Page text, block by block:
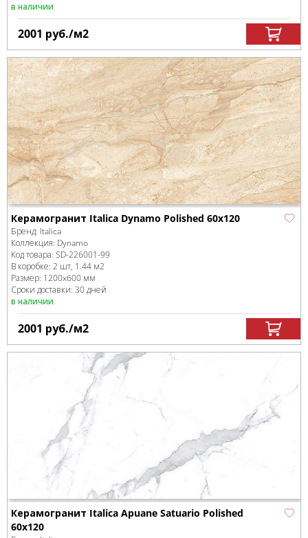
в наличии
2001 руб./м2
Керамогранит Italica Dynamo Polished 60х120
Бренд: Italica
Коллекция: Dynamo
Код товара: SD-226001-99
В коробке: 2 шт, 1.44 м2
Размер: 1200x600 мм
Сроки доставки: 30 дней
в наличии
2001 руб./м2
Керамогранит Italica Apuane Satuario Polished
60х120